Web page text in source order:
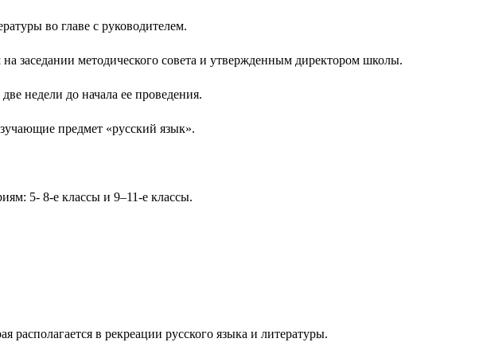
во главе с руководителем.
заседании методического совета и утвержденным директором школы.
недели до начала ее проведения.
предмет «русский язык».
5- 8-е классы и 9–11-е классы.
в рекреации русского языка и литературы.